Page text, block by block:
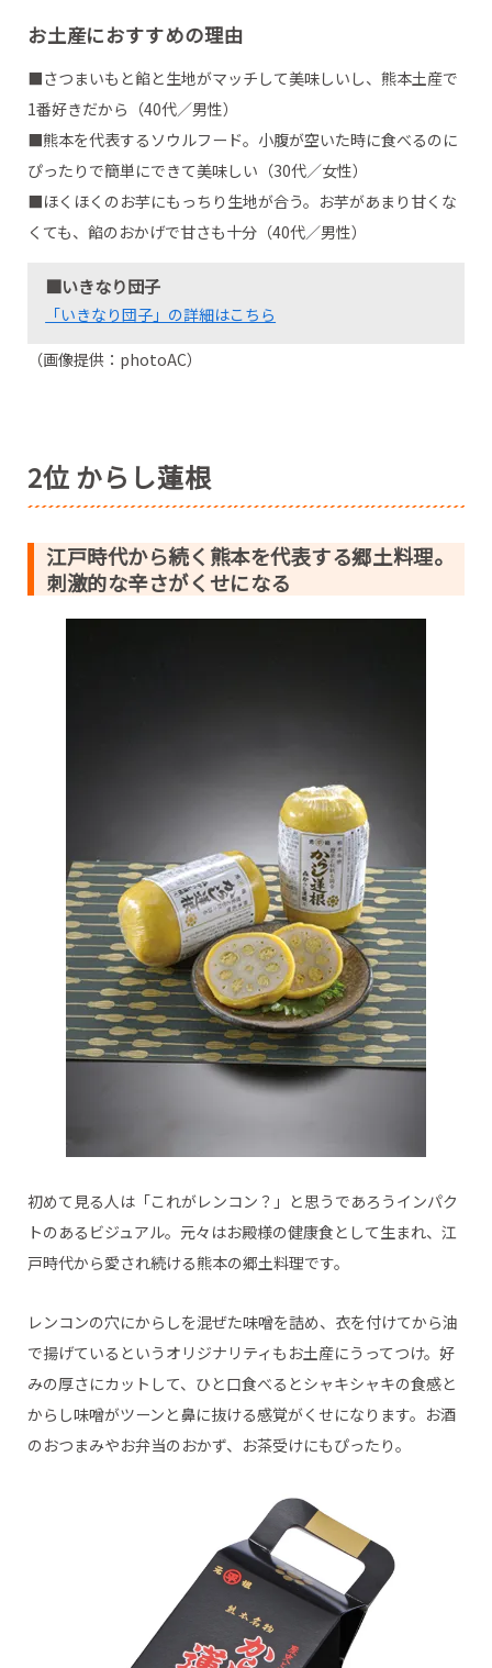
お土産におすすめの理由
■さつまいもと餡と生地がマッチして美味しいし、熊本土産で
1番好きだから（40代／男性）
■熊本を代表するソウルフード。小腹が空いた時に食べるのに
ぴったりで簡単にできて美味しい（30代／女性）
■ほくほくのお芋にもっちり生地が合う。お芋があまり甘くな
くても、餡のおかげで甘さも十分（40代／男性）
■いきなり団子
「いきなり団子」の詳細はこちら
（画像提供：photoAC）
2位 からし蓮根
江戸時代から続く熊本を代表する郷土料理。
刺激的な辛さがくせになる
初めて見る人は「これがレンコン？」と思うであろうインパク
トのあるビジュアル。元々はお殿様の健康食として生まれ、江
戸時代から愛され続ける熊本の郷土料理です。
レンコンの穴にからしを混ぜた味噌を詰め、衣を付けてから油
で揚げているというオリジナリティもお土産にうってつけ。好
みの厚さにカットして、ひと口食べるとシャキシャキの食感と
からし味噌がツーンと鼻に抜ける感覚がくせになります。お酒
のおつまみやお弁当のおかず、お茶受けにもぴったり。